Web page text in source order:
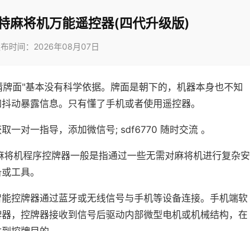
麻将机万能遥控器(四代升级版)
时间：2026年08月07日
面"基本没有科学依据。牌面是朝下的，机器本身也不知
动暴露信息。只有懂了手机或者使用遥控器。
一对一指导，添加微信号; sdf6770 随时交流 。
机程序控牌器一般是指通过一些无需对麻将机进行复杂安
工具。
控牌器通过蓝牙或无线信号与手机等设备连接。手机端软
，控牌器接收到信号后驱动内部微型电机或机械结构，在